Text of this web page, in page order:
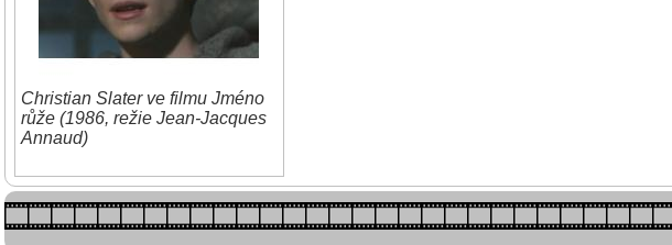
Christian Slater ve filmu Jméno
růže (1986, režie Jean-Jacques
Annaud)